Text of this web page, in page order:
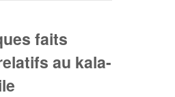
faits
au kala-